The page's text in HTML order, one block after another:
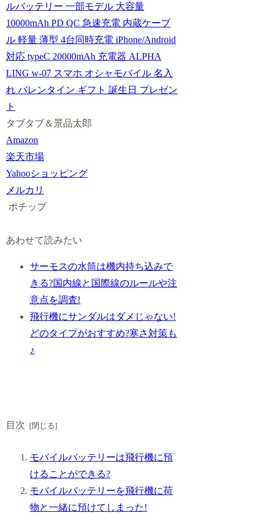
ルバッテリー 一部モデル 大容量
10000mAh PD QC 急速充電 内蔵ケーブ
ル 軽量 薄型 4台同時充電 iPhone/Android
対応 typeC 20000mAh 充電器 ALPHA
LING w-07 スマホ オシャモバイル 名入
れ バレンタイン ギフト 誕生日 プレゼン
ト
タブタブ＆景品太郎
Amazon
楽天市場
Yahooショッピング
メルカリ
ポチップ
あわせて読みたい
サーモスの水筒は機内持ち込みで
きる?国内線と国際線のルールや注
意点を調査!
飛行機にサンダルはダメじゃない!
どのタイプがおすすめ?寒さ対策も
♪
目次
モバイルバッテリーは飛行機に預
けることができる?
モバイルバッテリーを飛行機に荷
物と一緒に預けてしまった!